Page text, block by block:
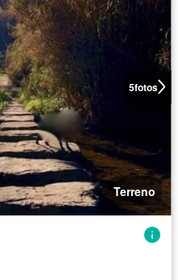
5fotos
Terreno